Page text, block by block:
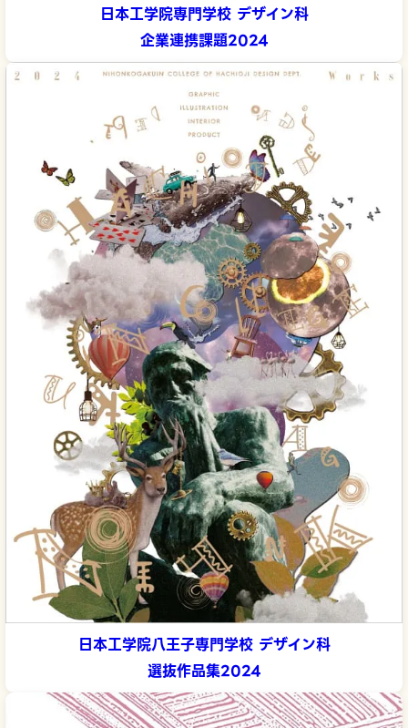
日本工学院専門学校 デザイン科
企業連携課題2024
日本工学院八王子専門学校 デザイン科
選抜作品集2024